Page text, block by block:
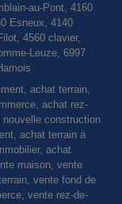
au-Pont, 4160
Esneux, 4140
4560 clavier,
Leuze, 6997
achat terrain,
achat rez-
construction
achat terrain à
achat
maison, vente
vente fond de
vente rez-de-